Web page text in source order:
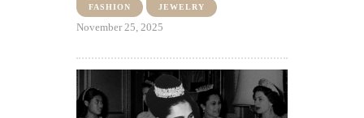
FASHION JEWELRY
November 25, 2025